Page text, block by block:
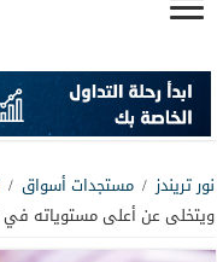
نور تريندز / مستجدات أسواق /
ويتخلى عن أعلى مستوياته في 10 أشهر